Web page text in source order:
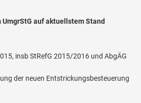
auf aktuellstem Stand
insb StRefG 2015/2016 und AbgÄG
der neuen Entstrickungsbesteuerung